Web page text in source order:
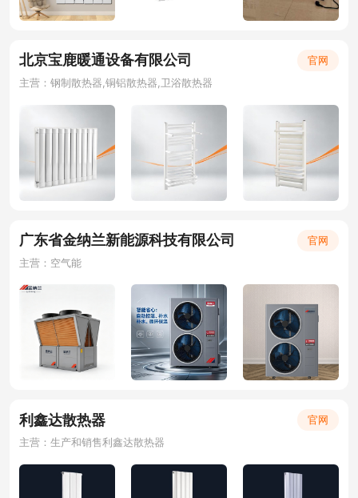
北京宝鹿暖通设备有限公司
官网
主营：钢制散热器,铜铝散热器,卫浴散热器
广东省金纳兰新能源科技有限公司
官网
主营：空气能
利鑫达散热器
官网
主营：生产和销售利鑫达散热器